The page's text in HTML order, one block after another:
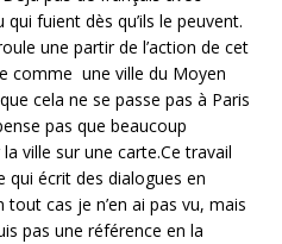
fuient dès qu’ils le peuvent.
une partir de l’action de cet
comme une ville du Moyen
cela ne se passe pas à Paris
pas que beaucoup
ville sur une carte.Ce travail
écrit des dialogues en
cas je n’en ai pas vu, mais
pas une référence en la